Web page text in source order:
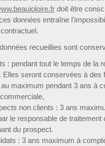
doit être
données entraîne
recueillies sont
: pendant tout le temps de la
Elles seront conservées à des
maximum pendant 3 ans à
non clients : 3 ans
le responsable de traitement
du prospect.
: 3 ans maximum à